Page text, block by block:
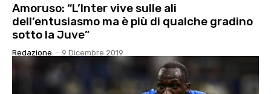
Amoruso: “L’Inter vive sulle ali
dell’entusiasmo ma è più di qualche gradino
sotto la Juve”
Redazione - 9 Dicembre 2019